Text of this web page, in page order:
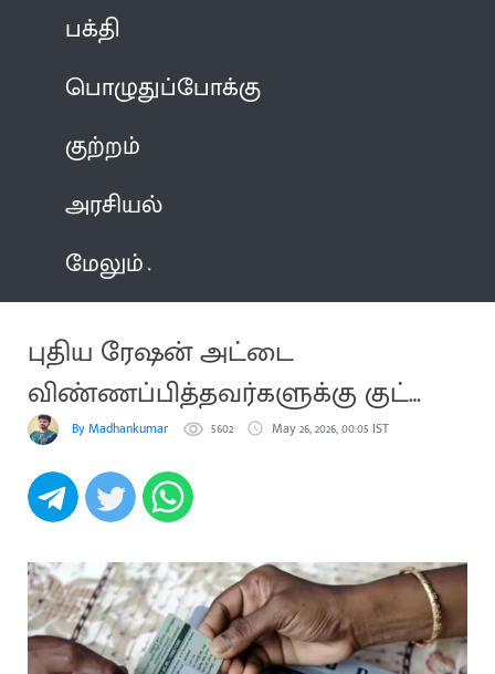
பக்தி
பொழுதுப்போக்கு
குற்றம்
அரசியல்
மேலும்
புதிய ரேஷன் அட்டை
விண்ணப்பித்தவர்களுக்கு குட்
நியூஸ்By Madhankumar 5602 May 26, 2026, 00:05 IST